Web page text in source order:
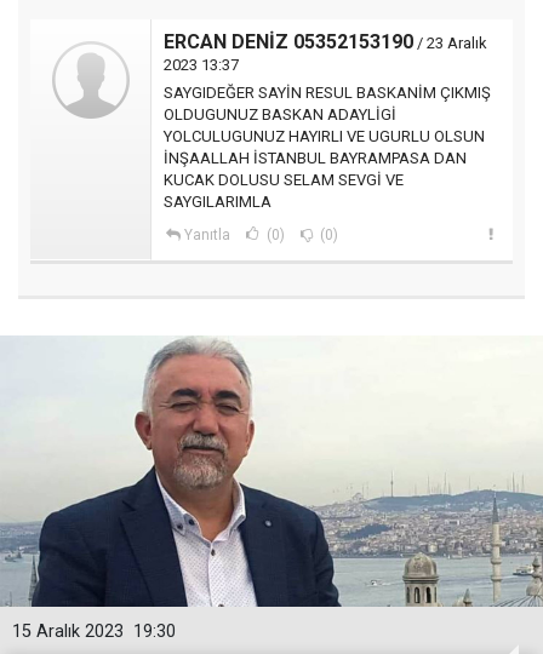
ERCAN DENİZ 05352153190 / 23 Aralık
2023 13:37
SAYGIDEĞER SAYİN RESUL BASKANİM ÇIKMIŞ
OLDUGUNUZ BASKAN ADAYLİGİ
YOLCULUGUNUZ HAYIRLI VE UGURLU OLSUN
İNŞAALLAH İSTANBUL BAYRAMPASA DAN
KUCAK DOLUSU SELAM SEVGİ VE
SAYGILARIMLA
Yanıtla (0) (0)
19:30
15 Aralık 2023